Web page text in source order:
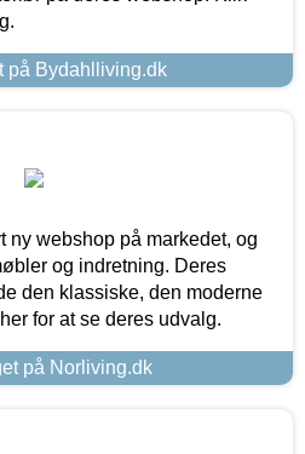
på Bydahlliving.dk
ny webshop på markedet, og
og indretning. Deres
den klassiske, den moderne
for at se deres udvalg.
på Norliving.dk